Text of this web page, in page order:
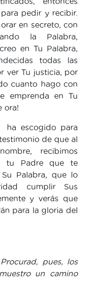
pedir y recibir.
en secreto, con
la Palabra,
en Tu Palabra,
todas las
ver Tu justicia, por
cuanto hago con
emprenda en Tu
ora!
ha escogido para
de que al
recibimos
tu Padre que te
Palabra, que lo
cumplir Sus
y verás que
para la gloria del
Procurad, pues, los
un camino